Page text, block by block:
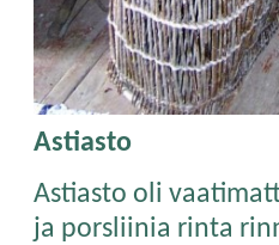
Astiasto
Astiasto oli
ja porsliinia rinta